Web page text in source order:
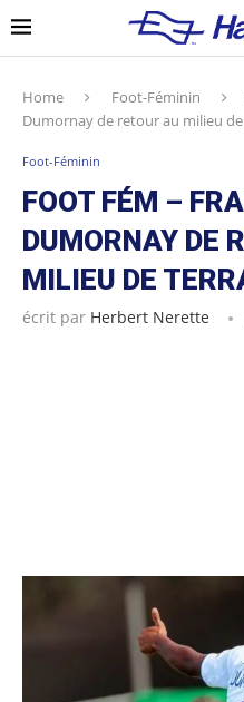
Home Foot-Féminin
Dumornay de retour au milieu
Foot-Féminin
FOOT FÉM –
DUMORNAY DE
MILIEU DE
écrit par Herbert Nerette